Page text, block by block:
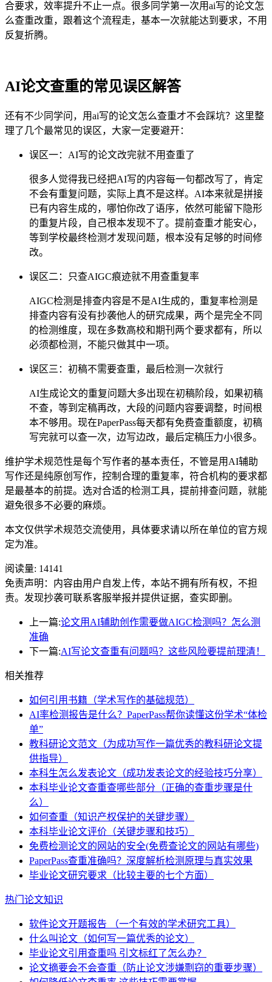
合要求，效率提升不止一点。很多同学第一次用ai写的论文怎
么查重改重，跟着这个流程走，基本一次就能达到要求，不用
反复折腾。
AI论文查重的常见误区解答
还有不少同学问，用ai写的论文怎么查重才不会踩坑？这里整
理了几个最常见的误区，大家一定要避开：
误区一：AI写的论文改完就不用查重了
很多人觉得我已经把AI写的内容每一句都改写了，肯定
不会有重复问题，实际上真不是这样。AI本来就是拼接
已有内容生成的，哪怕你改了语序，依然可能留下隐形
的重复片段，自己根本发现不了。提前查重才能安心，
等到学校最终检测才发现问题，根本没有足够的时间修
改。
误区二：只查AIGC痕迹就不用查重复率
AIGC检测是排查内容是不是AI生成的，重复率检测是
排查内容有没有抄袭他人的研究成果，两个是完全不同
的检测维度，现在多数高校和期刊两个要求都有，所以
必须都检测，不能只做其中一项。
误区三：初稿不需要查重，最后检测一次就行
AI生成论文的重复问题大多出现在初稿阶段，如果初稿
不查，等到定稿再改，大段的问题内容要调整，时间根
本不够用。现在PaperPass每天都有免费查重额度，初稿
写完就可以查一次，边写边改，最后定稿压力小很多。
维护学术规范性是每个写作者的基本责任，不管是用AI辅助
写作还是纯原创写作，控制合理的重复率，符合机构的要求都
是最基本的前提。选对合适的检测工具，提前排查问题，就能
避免很多不必要的麻烦。
本文仅供学术规范交流使用，具体要求请以所在单位的官方规
定为准。
阅读量: 14141
免责声明：内容由用户自发上传，本站不拥有所有权，不担
责。发现抄袭可联系客服举报并提供证据，查实即删。
上一篇:论文用AI辅助创作需要做AIGC检测吗？怎么测
准确
下一篇:AI写论文查重有问题吗？这些风险要提前理清！
相关推荐
如何引用书籍（学术写作的基础规范）
AI率检测报告是什么？PaperPass帮你读懂这份学术“体检
单”
教科研论文范文（为成功写作一篇优秀的教科研论文提
供指导）
本科生怎么发表论文（成功发表论文的经验技巧分享）
本科毕业论文查重查哪些部分（正确的查重步骤是什
么）
如何查重（知识产权保护的关键步骤）
本科毕业论文评价（关键步骤和技巧）
免费检测论文的网站的安全(免费查论文的网站有哪些)
PaperPass查重准确吗？深度解析检测原理与真实效果
毕业论文研究要求（比较主要的七个方面）
热门论文知识
软件论文开题报告 （一个有效的学术研究工具）
什么叫论文（如何写一篇优秀的论文）
毕业论文引用查重吗 引文标红了怎么办？
论文摘要会不会查重（防止论文涉嫌剽窃的重要步骤）